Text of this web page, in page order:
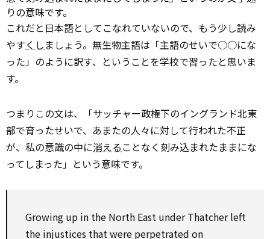
りの意味です。
これだと日本語としてこなれていないので、もう少し読み
やすくし ましょう。無生物主語は「主語のせいで○○にな
った」のように訳す、ということを学校で習ったと思いま
す。
つまりこの文は、「サッチャー政権下のイングランド北東
部で育ったせいで、あまたの人々に対して行われた不正
が、私の意識の中に消えることなく刻み込まれたままにな
ってしまった」という意味です。
Growing up in the North East underThatcher left
the injustices that were perpetrated on